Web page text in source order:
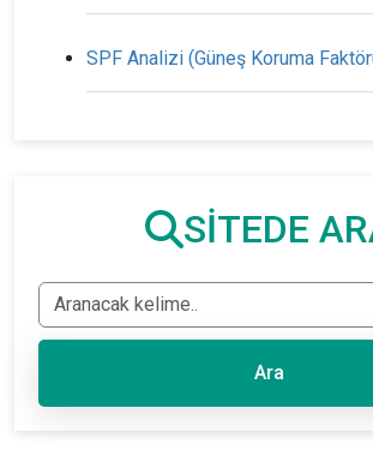
SPF Analizi (Güneş Koruma
SİTEDE
Ara